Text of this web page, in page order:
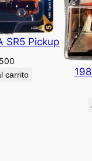
SR5 Pickup
carrito